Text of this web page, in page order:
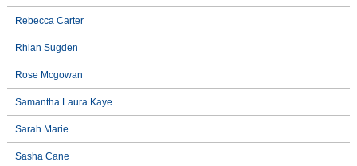
Rebecca Carter
Rhian Sugden
Rose Mcgowan
Samantha Laura Kaye
Sarah Marie
Sasha Cane